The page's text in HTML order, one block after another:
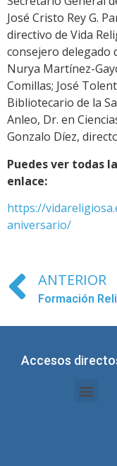
José Cristo Rey G.
directivo de Vida
consejero delegado
Nurya Martínez-
Comillas; José
Bibliotecario de la
Anleo, Dr. en
Gonzalo Díez,
Puedes ver todas
enlace:
https://
aniversario/
ANTERIOR
Accesos